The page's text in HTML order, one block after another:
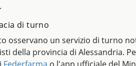
di turno
osservano un servizio di turno
della provincia di Alessandria.